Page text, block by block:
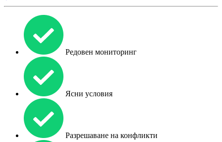
Редовен мониторинг
Ясни условия
Разрешаване на конфликти